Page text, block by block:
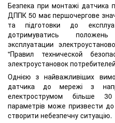
Безпека при монтажі датчика
ДППК 50 має першочергове
та підготовки до
дотримуватись
эксплуатации
"Правил технической
электроустановок
Однією з найважливіших
датчика до мережі з
електрострумом більше
параметрів може призвести
створити небезпечну ситуацію.